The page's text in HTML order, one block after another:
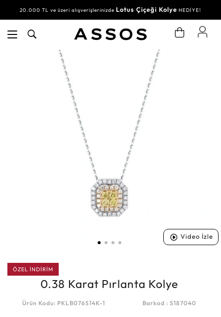
20.000 TL ve üzeri alışverişlerinizde Lotus Çiçeği Kolye HEDİYE!
Video İzle
ÖZEL İNDİRİM
0.38 Karat Pırlanta Kolye
Ürün Kodu: PKLB076S14K-1 Barkod : S187040